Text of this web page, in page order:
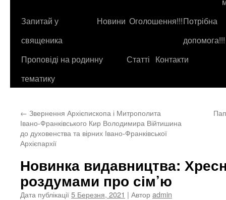
контенту
Запитай у
священика
Новини Оголошення!!!Потрібна
допомога!!!
Проповіді на родинну
тематику
Статті Контакти
← Звернення Архієпископа і Митрополита
Івано-Франківського Кир Володимира Війтишина
до духовенства та вірних Івано-Франківської
Архієпархії
Новинка видавництва:
роздумами про сім’ю
Дата публікації5 Березня, 2021 | Авторadmin